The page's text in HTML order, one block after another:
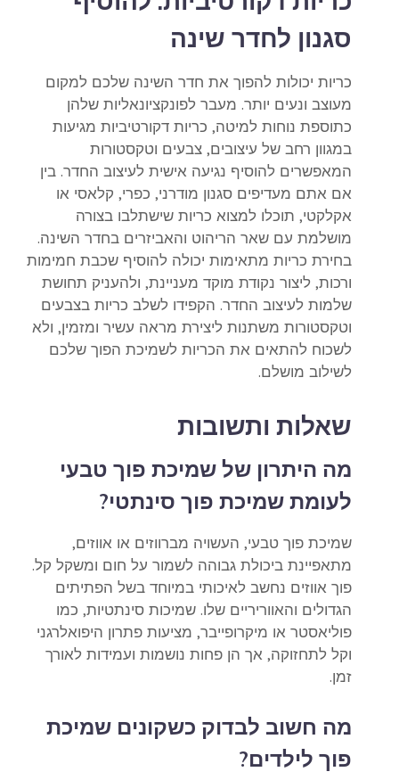
סגנון לחדר שינה
כריות יכולות להפוך את חדר השינה שלכם למקום
מעוצב ונעים יותר. מעבר לפונקציונאליות שלהן
כתוספת נוחות למיטה, כריות דקורטיביות מגיעות
במגוון רחב של עיצובים, צבעים וטקסטורות
המאפשרים להוסיף נגיעה אישית לעיצוב החדר. בין
אם אתם מעדיפים סגנון מודרני, כפרי, קלאסי או
אקלקטי, תוכלו למצוא כריות שישתלבו בצורה
מושלמת עם שאר הריהוט והאביזרים בחדר השינה.
בחירת כריות מתאימות יכולה להוסיף שכבת חמימות
ורכות, ליצור נקודת מוקד מעניינת, ולהעניק תחושת
שלמות לעיצוב החדר. הקפידו לשלב כריות בצבעים
וטקסטורות משתנות ליצירת מראה עשיר ומזמין, ולא
לשכוח להתאים את הכריות לשמיכת הפוך שלכם
לשילוב מושלם.
שאלות ותשובות
מה היתרון של שמיכת פוך טבעי
לעומת שמיכת פוך סינתטי?
שמיכת פוך טבעי, העשויה מברווזים או אווזים,
מתאפיינת ביכולת גבוהה לשמור על חום ומשקל קל.
פוך אווזים נחשב לאיכותי במיוחד בשל הפתיתים
הגדולים והאווריריים שלו. שמיכות סינתטיות, כמו
פוליאסטר או מיקרופייבר, מציעות פתרון היפואלרגני
וקל לתחזוקה, אך הן פחות נושמות ועמידות לאורך
זמן.
מה חשוב לבדוק כשקונים שמיכת
פוך לילדים?